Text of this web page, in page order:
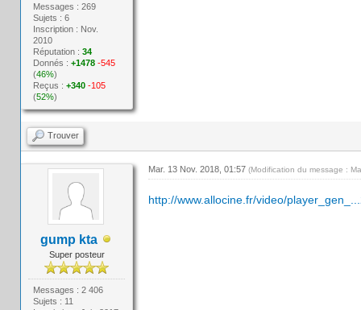
Messages : 269
Sujets : 6
Inscription : Nov.
2010
Réputation :34
Donnés :+1478 -545
(46%)
Reçus :+340 -105
(52%)
Trouver
gump kta
Super posteur
Messages : 2 406
Sujets : 11
Mar. 13 Nov. 2018, 01:57 (Modification du message :
http://www.allocine.fr/video/